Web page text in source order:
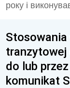
року і
do lub
komunikat